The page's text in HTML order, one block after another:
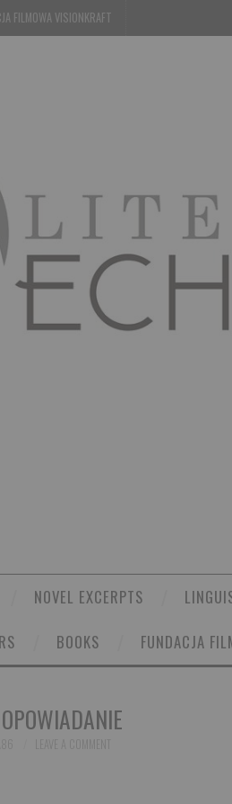
FILMOWA VISIONKRAFT
NOVEL EXCERPTS
BOOKS FUNDACJA